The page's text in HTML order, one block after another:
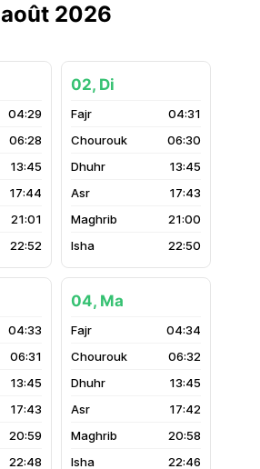
août 2026
04:29
06:28
13:45
17:44
21:01
22:52
02, Di
04:31
06:30
13:45
17:43
21:00
22:50
04:33
06:31
13:45
17:43
20:59
22:48
04, Ma
04:34
06:32
13:45
17:42
20:58
22:46